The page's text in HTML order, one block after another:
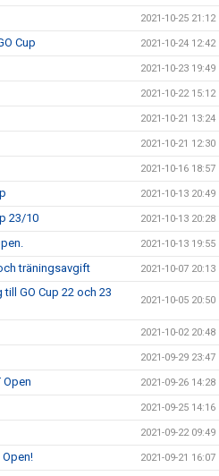
2021-10-25 21:12
Cup 2021-10-24 12:42
2021-10-23 19:49
2021-10-22 15:12
2021-10-21 13:24
2021-10-21 12:30
2021-10-16 18:57
2021-10-13 20:49
23/10 2021-10-13 20:28
2021-10-13 19:55
träningsavgift 2021-10-07 20:13
GO Cup 22 och 23
2021-10-05 20:50
2021-10-02 20:48
2021-09-29 23:47
2021-09-26 14:28
2021-09-25 14:16
2021-09-22 09:49
2021-09-21 16:07